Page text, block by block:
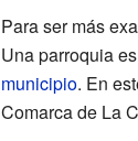
Para ser más
Una parroquia
municipio. En
Comarca de La